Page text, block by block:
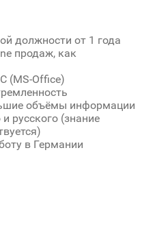
должности от 1 года
продаж, как
(MS-Office)
объёмы информации
русского (знание
в Германии